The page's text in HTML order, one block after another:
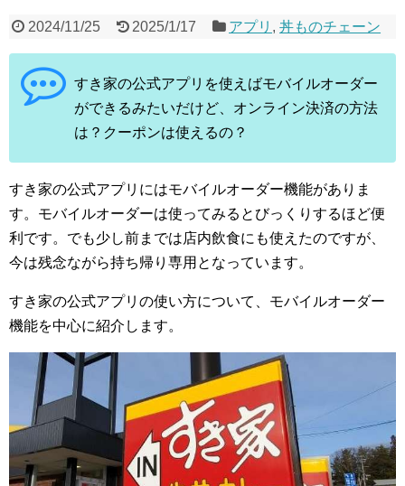
2024/11/25 2025/1/17 アプリ ,丼ものチェーン
すき家の公式アプリを使えばモバイルオーダー
ができるみたいだけど、オンライン決済の方法
は？クーポンは使えるの？
すき家の公式アプリにはモバイルオーダー機能がありま
す。モバイルオーダーは使ってみるとびっくりするほど便
利です。でも少し前までは店内飲食にも使えたのですが、
今は残念ながら持ち帰り専用となっています。
すき家の公式アプリの使い方について、モバイルオーダー
機能を中心に紹介します。